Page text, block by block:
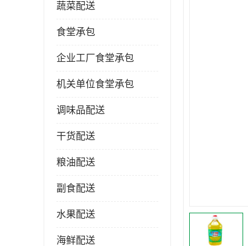
蔬菜配送
食堂承包
企业工厂食堂承包
机关单位食堂承包
调味品配送
干货配送
粮油配送
副食配送
水果配送
海鲜配送